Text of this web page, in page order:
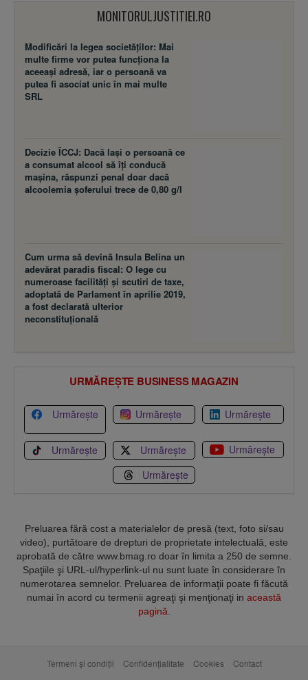
MONITORULJUSTITIEI.RO
Modificări la legea societăţilor: Mai
multe firme vor putea funcţiona la
aceeaşi adresă, iar o persoană va
putea fi asociat unic în mai multe
SRL
Decizie ÎCCJ: Dacă laşi o persoană ce
a consumat alcool să îţi conducă
maşina, răspunzi penal doar dacă
alcoolemia şoferului trece de 0,80 g/l
Cum urma să devină Insula Belina un
adevărat paradis fiscal: O lege cu
numeroase facilităţi şi scutiri de taxe,
adoptată de Parlament în aprilie 2019,
a fost declarată ulterior
neconstituţională
URMĂREȘTE BUSINESS MAGAZIN
Urmărește Urmărește Urmărește
Urmărește Urmărește
Urmărește
Urmărește
Preluarea fără cost a materialelor de presă (text, foto si/sau
video), purtătoare de drepturi de proprietate intelectuală, este
aprobată de către www.bmag.ro doar în limita a 250 de semne.
Spaţiile şi URL-ul/hyperlink-ul nu sunt luate în considerare în
numerotarea semnelor. Preluarea de informaţii poate fi făcută
numai în acord cu termenii agreaţi şi menţionaţi in această
pagină
Termeni și condiții Confidențialitate Cookies Contact